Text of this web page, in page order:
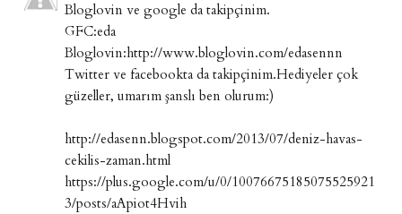
Bloglovin ve google da takipçinim.
GFC:eda
Bloglovin:http://www.bloglovin.com/edasennn
Twitter ve facebookta da takipçinim.Hediyeler çok
güzeller, umarım şanslı ben olurum:)
http://edasenn.blogspot.com/2013/07/deniz-havas-
cekilis-zaman.html
https://plus.google.com/u/0/10076675185075525921
3/posts/aApiot4Hvih